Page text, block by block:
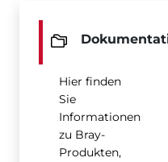
Hier finden
Sie
Informationen
zu Bray-
Produkten,